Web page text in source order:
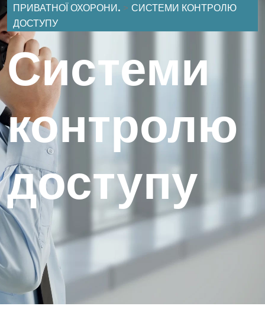
ПРИВАТНОЇ ОХОРОНИ. > СИСТЕМИ КОНТРОЛЮ
ДОСТУПУ
Системи
контролю
доступу